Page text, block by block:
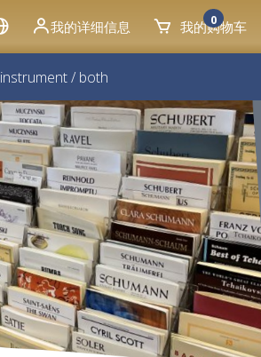
我的详细信息 我的购物车
0
instrument/ both